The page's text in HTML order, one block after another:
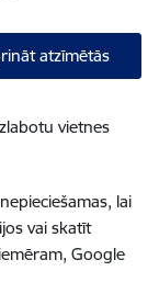
atzīmētās
vietnes
lai
vai skatīt
Google